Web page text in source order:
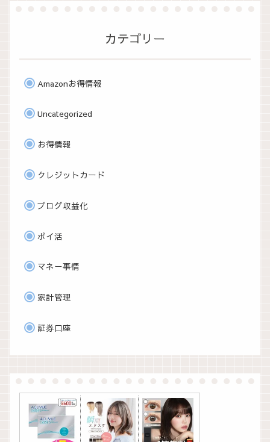
カテゴリー
Amazonお得情報
Uncategorized
お得情報
クレジットカード
ブログ収益化
ポイ活
マネー事情
家計管理
証券口座